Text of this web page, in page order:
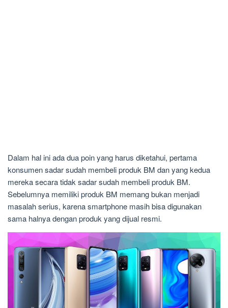
Dalam hal ini ada dua poin yang harus diketahui, pertama
konsumen sadar sudah membeli produk BM dan yang kedua
mereka secara tidak sadar sudah membeli produk BM.
Sebelumnya memiliki produk BM memang bukan menjadi
masalah serius, karena smartphone masih bisa digunakan
sama halnya dengan produk yang dijual resmi.